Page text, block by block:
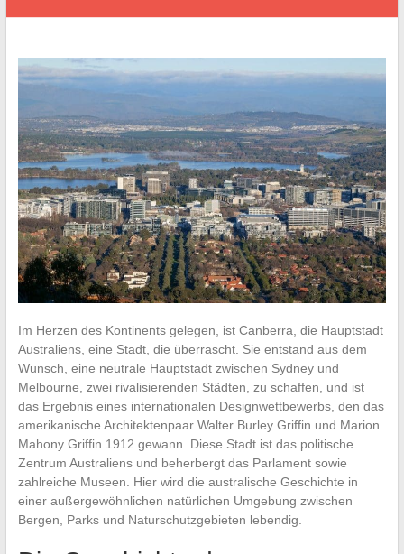
Im Herzen des Kontinents gelegen, ist Canberra, die Hauptstadt
Australiens, eine Stadt, die überrascht. Sie entstand aus dem
Wunsch, eine neutrale Hauptstadt zwischen Sydney und
Melbourne, zwei rivalisierenden Städten, zu schaffen, und ist
das Ergebnis eines internationalen Designwettbewerbs, den das
amerikanische Architektenpaar Walter Burley Griffin und Marion
Mahony Griffin 1912 gewann. Diese Stadt ist das politische
Zentrum Australiens und beherbergt das Parlament sowie
zahlreiche Museen. Hier wird die australische Geschichte in
einer außergewöhnlichen natürlichen Umgebung zwischen
Bergen, Parks und Naturschutzgebieten lebendig.